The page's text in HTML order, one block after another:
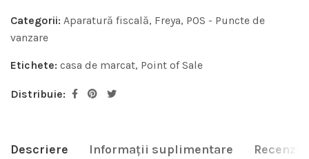
Categorii: Aparatură fiscală, Freya, POS - Puncte de
vanzare
Etichete: casa de marcat, Point of Sale
Distribuie:
Descriere Informații suplimentare Recenzii